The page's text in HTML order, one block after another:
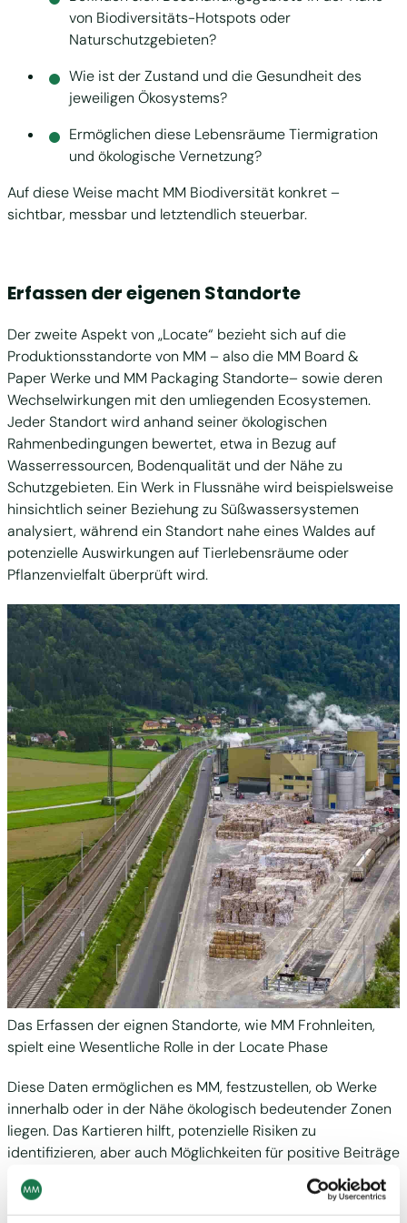
von Biodiversitäts-Hotspots oder
Naturschutzgebieten?
Wie ist der Zustand und die Gesundheit des
jeweiligen Ökosystems?
Ermöglichen diese Lebensräume Tiermigration
und ökologische Vernetzung?
Auf diese Weise macht MM Biodiversität konkret –
sichtbar, messbar und letztendlich steuerbar.
Erfassen der eigenen Standorte
Der zweite Aspekt von „Locate“ bezieht sich auf die
Produktionsstandorte von MM – also die MM Board &
Paper Werke und MM Packaging Standorte– sowie deren
Wechselwirkungen mit den umliegenden Ecosystemen.
Jeder Standort wird anhand seiner ökologischen
Rahmenbedingungen bewertet, etwa in Bezug auf
Wasserressourcen, Bodenqualität und der Nähe zu
Schutzgebieten. Ein Werk in Flussnähe wird beispielsweise
hinsichtlich seiner Beziehung zu Süßwassersystemen
analysiert, während ein Standort nahe eines Waldes auf
potenzielle Auswirkungen auf Tierlebensräume oder
Pflanzenvielfalt überprüft wird.
Das Erfassen der eignen Standorte, wie MM Frohnleiten,
spielt eine Wesentliche Rolle in der Locate Phase
Diese Daten ermöglichen es MM, festzustellen, ob Werke
innerhalb oder in der Nähe ökologisch bedeutender Zonen
liegen. Das Kartieren hilft, potenzielle Risiken zu
identifizieren, aber auch Möglichkeiten für positive Beiträge
– etwa zur Erhaltung von Lebensräumen oder
Verbesserung der Wasserqualität – zu erkennen.